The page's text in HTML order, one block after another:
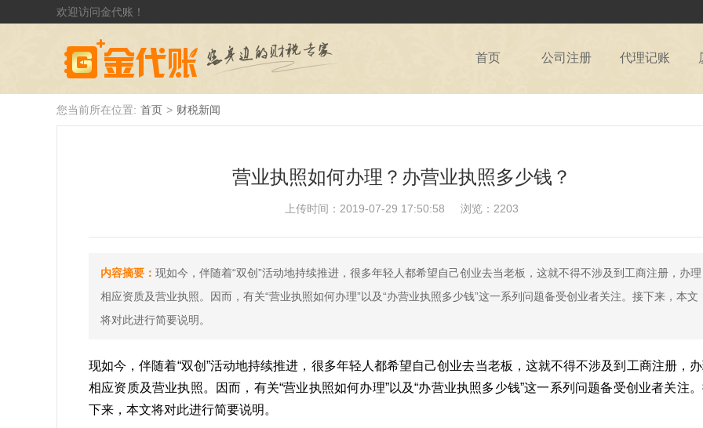
欢迎访问金代账！
首页 公司注册 代理记账
您当前所在位置: 首页 > 财税新闻
营业执照如何办理？办营业执照多少钱？
上传时间：2019-07-29 17:50:58 浏览：2203
内容摘要： 现如今，伴随着“双创”活动地持续推进，很多年轻人都希望自己创业去当老板，这就不得不涉及到工商注册，办理
相应资质及营业执照。因而，有关“营业执照如何办理”以及“办营业执照多少钱”这一系列问题备受创业者关注。接下来，本文
将对此进行简要说明。
现如今，伴随着“双创”活动地持续推进，很多年轻人都希望自己创业去当老板，这就不得不涉及到工商注册，
相应资质及营业执照。因而，有关“营业执照如何办理”以及“办营业执照多少钱”这一系列问题备受创业者关注
下来，本文将对此进行简要说明。